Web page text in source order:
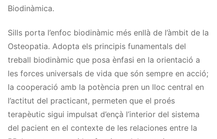
Biodinàmica.
Sills porta l’enfoc biodinàmic més enllà de l’àmbit de la
Osteopatia. Adopta els principis funamentals del
treball biodinàmic que posa ènfasi en la orientació a
les forces universals de vida que són sempre en acció;
la cooperació amb la potència pren un lloc central en
l’actitut del practicant, permeten que el proés
terapèutic sigui impulsat d’ençà l’interior del sistema
del pacient en el contexte de les relaciones entre la